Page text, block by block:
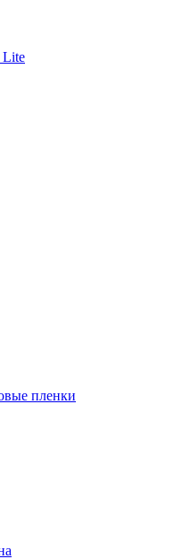
Lite
пленки